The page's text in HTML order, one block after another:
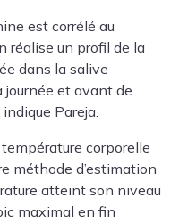
est corrélé au
réalise un profil de la
dans la salive
et avant de
Pareja.
corporelle
méthode d’estimation
atteint son niveau
maximal en fin